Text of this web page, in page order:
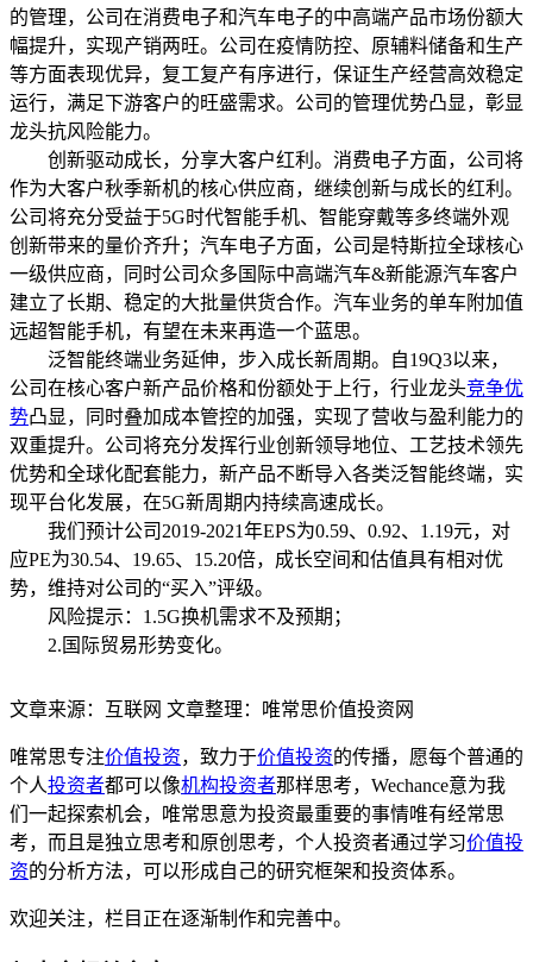
的管理，公司在消费电子和汽车电子的中高端产品市场份额大
幅提升，实现产销两旺。公司在疫情防控、原辅料储备和生产
等方面表现优异，复工复产有序进行，保证生产经营高效稳定
运行，满足下游客户的旺盛需求。公司的管理优势凸显，彰显
龙头抗风险能力。
创新驱动成长，分享大客户红利。消费电子方面，公司将
作为大客户秋季新机的核心供应商，继续创新与成长的红利。
公司将充分受益于5G时代智能手机、智能穿戴等多终端外观
创新带来的量价齐升；汽车电子方面，公司是特斯拉全球核心
一级供应商，同时公司众多国际中高端汽车&新能源汽车客户
建立了长期、稳定的大批量供货合作。汽车业务的单车附加值
远超智能手机，有望在未来再造一个蓝思。
泛智能终端业务延伸，步入成长新周期。自19Q3以来，
公司在核心客户新产品价格和份额处于上行，行业龙头竞争优
势凸显，同时叠加成本管控的加强，实现了营收与盈利能力的
双重提升。公司将充分发挥行业创新领导地位、工艺技术领先
优势和全球化配套能力，新产品不断导入各类泛智能终端，实
现平台化发展，在5G新周期内持续高速成长。
我们预计公司2019-2021年EPS为0.59、0.92、1.19元，对
应PE为30.54、19.65、15.20倍，成长空间和估值具有相对优
势，维持对公司的“买入”评级。
风险提示：1.5G换机需求不及预期；
2.国际贸易形势变化。
文章来源：互联网 文章整理：唯常思价值投资网
唯常思专注价值投资，致力于价值投资的传播，愿每个普通的
个人投资者都可以像机构投资者那样思考，Wechance意为我
们一起探索机会，唯常思意为投资最重要的事情唯有经常思
考，而且是独立思考和原创思考，个人投资者通过学习价值投
资的分析方法，可以形成自己的研究框架和投资体系。
欢迎关注，栏目正在逐渐制作和完善中。